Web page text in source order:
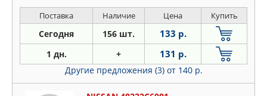
Поставка Наличие Цена Купить
Сегодня 156 шт. 133 р.
1 дн. + 131 р.
Другие предложения (3) от 140 р.